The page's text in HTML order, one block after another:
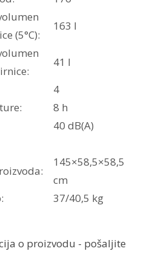
(5°C):
163 l
41 l
4
8 h
40 dB(A)
145×58,5×58,5
cm
37/40,5 kg
o proizvodu - pošaljite